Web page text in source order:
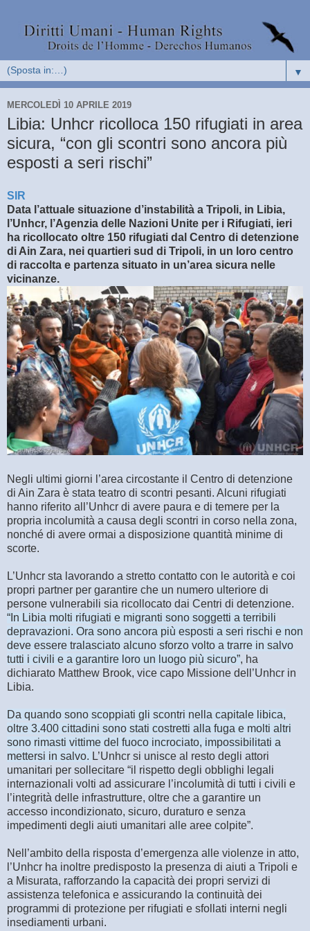
▼
MERCOLEDÌ 10 APRILE 2019
Libia: Unhcr ricolloca 150 rifugiati in area
sicura, “con gli scontri sono ancora più
esposti a seri rischi”
SIR
Data l’attuale situazione d’instabilità a Tripoli, in Libia,
l’Unhcr, l’Agenzia delle Nazioni Unite per i Rifugiati, ieri
ha ricollocato oltre 150 rifugiati dal Centro di detenzione
di Ain Zara, nei quartieri sud di Tripoli, in un loro centro
di raccolta e partenza situato in un’area sicura nelle
vicinanze.
Negli ultimi giorni l’area circostante il Centro di detenzione
di Ain Zara è stata teatro di scontri pesanti. Alcuni rifugiati
hanno riferito all’Unhcr di avere paura e di temere per la
propria incolumità a causa degli scontri in corso nella zona,
nonché di avere ormai a disposizione quantità minime di
scorte.
L’Unhcr sta lavorando a stretto contatto con le autorità e coi
propri partner per garantire che un numero ulteriore di
persone vulnerabili sia ricollocato dai Centri di detenzione.
“In Libia molti rifugiati e migranti sono soggetti a terribili
depravazioni. Ora sono ancora più esposti a seri rischi e non
deve essere tralasciato alcuno sforzo volto a trarre in salvo
tutti i civili e a garantire loro un luogo più sicuro”, ha
dichiarato Matthew Brook, vice capo Missione dell’Unhcr in
Libia.
Da quando sono scoppiati gli scontri nella capitale libica,
oltre 3.400 cittadini sono stati costretti alla fuga e molti altri
sono rimasti vittime del fuoco incrociato, impossibilitati a
mettersi in salvo. L’Unhcr si unisce al resto degli attori
umanitari per sollecitare “il rispetto degli obblighi legali
internazionali volti ad assicurare l’incolumità di tutti i civili e
l’integrità delle infrastrutture, oltre che a garantire un
accesso incondizionato, sicuro, duraturo e senza
impedimenti degli aiuti umanitari alle aree colpite”.
Nell’ambito della risposta d’emergenza alle violenze in atto,
l’Unhcr ha inoltre predisposto la presenza di aiuti a Tripoli e
a Misurata, rafforzando la capacità dei propri servizi di
assistenza telefonica e assicurando la continuità dei
programmi di protezione per rifugiati e sfollati interni negli
insediamenti urbani.